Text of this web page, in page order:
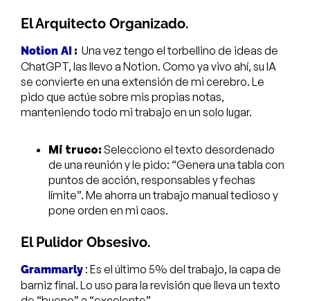
El Arquitecto Organizado.
Notion AI : Una vez tengo el torbellino de ideas de
ChatGPT, las llevo a Notion. Como ya vivo ahí, su IA
se convierte en una extensión de mi cerebro. Le
pido que actúe sobre mis propias notas,
manteniendo todo mi trabajo en un solo lugar.
Mi truco: Selecciono el texto desordenado
de una reunión y le pido: “Genera una tabla con
puntos de acción, responsables y fechas
límite”. Me ahorra un trabajo manual tedioso y
pone orden en mi caos.
El Pulidor Obsesivo.
Grammarly : Es el último 5% del trabajo, la capa de
barniz final. Lo uso para la revisión que lleva un texto